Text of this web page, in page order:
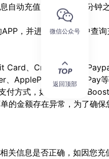
自动充值，一般会在3分
，并进入个人中心中查
Card、Credit Card和
、ApplePay和GooglePay
付方式，如：Alipay，
的金额存在异常，为了确
关信息是否正确，如因您
微信公众号
返回顶部